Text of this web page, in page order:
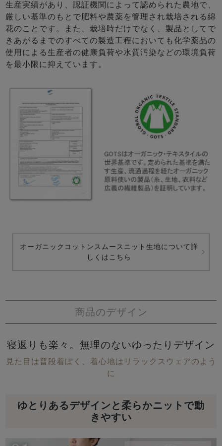
生産実績があり、認証機関によって認められた農地で、
厳しい基準のもとで肥料や農薬を管理され栽培される綿
花のことです。また、栽培時だけでなく、製品としてで
きあがるまでのすべての製造工程においても化学薬品の
使用による生産者の健康負荷や水質汚染などの環境負荷
を最小限に抑えています。
オーガニックコットンスムースニット生地について詳
しくはこちら
商品のデザイン
寝返りも楽々。無理のないゆったりデザイン
見た目は普段着ぽく、着心地はリラックスウェアのよう
に
ゆとりあるデザインと柔らかニットで動
きやすい